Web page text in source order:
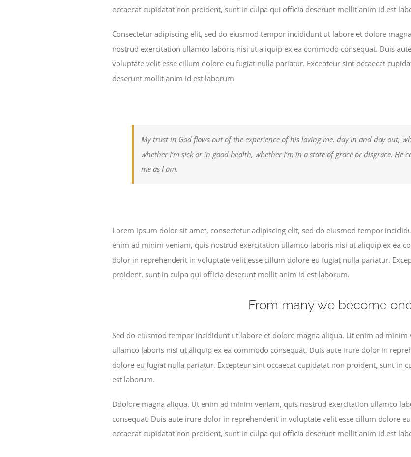
occaecat cupidatat non proident, sunt in culpa qui officia deserunt mollit anim id est
Consectetur adipiscing elit, sed do eiusmod tempor incididunt ut labore et dolore
nostrud exercitation ullamco laboris nisi ut aliquip ex ea commodo consequat. Duis
voluptate velit esse cillum dolore eu fugiat nulla pariatur. Excepteur sint occaecat
deserunt mollit anim id est laborum.
My trust in God flows out of the experience of his loving me, day in and day out,
whether I’m sick or in good health, whether I’m in a state of grace or disgrace. He
me as I am.
Lorem ipsum dolor sit amet, consectetur adipiscing elit, sed do eiusmod tempor
enim ad minim veniam, quis nostrud exercitation ullamco laboris nisi ut aliquip ex ea
dolor in reprehenderit in voluptate velit esse cillum dolore eu fugiat nulla pariatur.
proident, sunt in culpa qui officia deserunt mollit anim id est laborum.
From many we become
Sed do eiusmod tempor incididunt ut labore et dolore magna aliqua. Ut enim ad
ullamco laboris nisi ut aliquip ex ea commodo consequat. Duis aute irure dolor in
dolore eu fugiat nulla pariatur. Excepteur sint occaecat cupidatat non proident, sunt in
est laborum.
Ddolore magna aliqua. Ut enim ad minim veniam, quis nostrud exercitation ullamco
consequat. Duis aute irure dolor in reprehenderit in voluptate velit esse cillum dolore
occaecat cupidatat non proident, sunt in culpa qui officia deserunt mollit anim id est